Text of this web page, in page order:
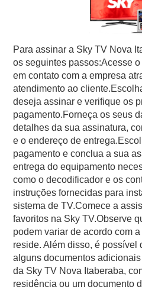
Para assinar a Sky TV Nova
os seguintes passos:Acesse
em contato com a empresa
atendimento ao
deseja assinar e verifique os
pagamento.Forneça os seus
detalhes da sua assinatura,
e o endereço de
pagamento e conclua a sua
entrega do equipamento
como o decodificador e os
instruções fornecidas para
sistema de TV.Comece a
favoritos na Sky TV.Observe
podem variar de acordo com
reside. Além disso, é possível
alguns documentos
da Sky TV Nova Itaberaba,
residência ou um documento